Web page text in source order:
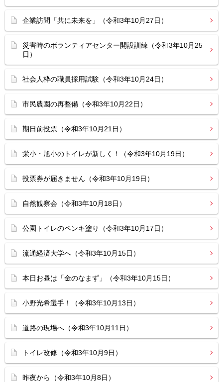
企業訪問「共に未来を」（令和3年10月27日）
災害時のボランティアセンター開設訓練（令和3年10月25
日）
社会人枠の職員採用試験（令和3年10月24日）
市民農園の再整備（令和3年10月22日）
期日前投票（令和3年10月21日）
栄小・旭小のトイレが新しく！（令和3年10月19日）
投票券が届きません（令和3年10月19日）
自然観察会（令和3年10月18日）
公園トイレのペンキ塗り（令和3年10月17日）
流通経済大学へ（令和3年10月15日）
本日お昼は「金のなまず」（令和3年10月15日）
小野光希選手！（令和3年10月13日）
道路の現場へ（令和3年10月11日）
トイレ改修（令和3年10月9日）
昨夜から（令和3年10月8日）